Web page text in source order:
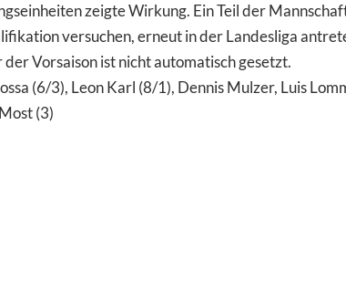
zeigte Wirkung. Ein Teil der
versuchen, erneut in der Landesliga
Vorsaison ist nicht automatisch gesetzt.
(6/3), Leon Karl (8/1), Dennis Mulzer, Luis
(3)